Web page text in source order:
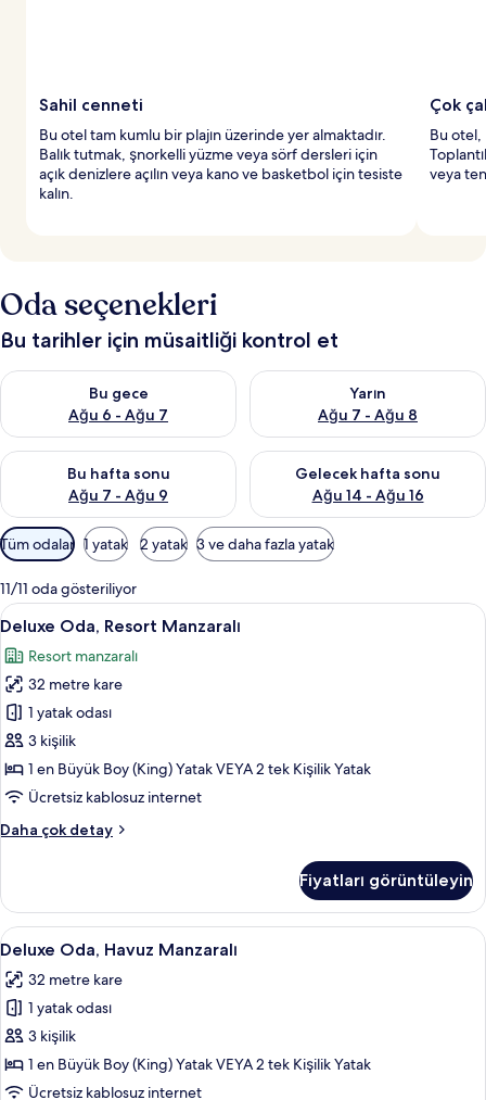
e
r
d
Sahil cenneti
Bu otel tam kumlu bir plajın üzerinde yer almaktadır.
Balık tutmak, şnorkelli yüzme veya sörf dersleri için
açık denizlere açılın veya kano ve basketbol için tesiste
kalın.
Çok
Bu otel,
veya
Oda seçenekleri
Bu tarihler için müsaitliği kontrol et
Bu gece
Ağu 6 - Ağu 7
Bu gece için müsaitliği kontrol et Ağu 6 - Ağu 7
Yarın
Ağu 7 - Ağu 8
Yarın için müsaitliği kontrol
Bu hafta sonu
Ağu 7 - Ağu 9
Bu hafta sonu için müsaitliği kontrol et Ağu 7 - Ağu 9
Gelecek hafta sonu
Ağu 14 - Ağu 16
Önümüzdeki hafta sonu için
Odalar
için
mevcut
filtreler
Tüm odalar 1 yatak 2 yatak 3 ve daha fazla yatak
11/11 oda gösteriliyor
Deluxe
Oda,
Resort
Manzaralı
için
tüm
fotoğrafları
görün
Deluxe Oda, Resort Manzaralı |
5
Deluxe Oda, Resort Manzaralı
Resort manzaralı
32 metre kare
1 yatak odası
3 kişilik
1 en Büyük Boy (King) Yatak VEYA 2 tek Kişilik Yatak
Ücretsiz kablosuz internet
Daha çok detay
Deluxe
hakkında
daha
fazla
Fiyatları görüntüleyin
Deluxe
Oda,
Havuz
Manzaralı
için
tüm
fotoğrafları
Deluxe Oda, Havuz Manzaralı |
4
Deluxe Oda, Havuz Manzaralı
32 metre kare
1 yatak odası
3 kişilik
1 en Büyük Boy (King) Yatak VEYA 2 tek Kişilik Yatak
Ücretsiz kablosuz internet